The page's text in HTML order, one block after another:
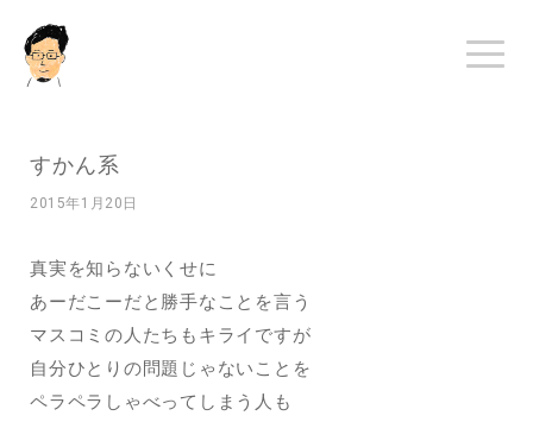
すかん系
2015年1月20日
真実を知らないくせに
あーだこーだと勝手なことを言う
マスコミの人たちもキライですが
自分ひとりの問題じゃないことを
ペラペラしゃべってしまう人も